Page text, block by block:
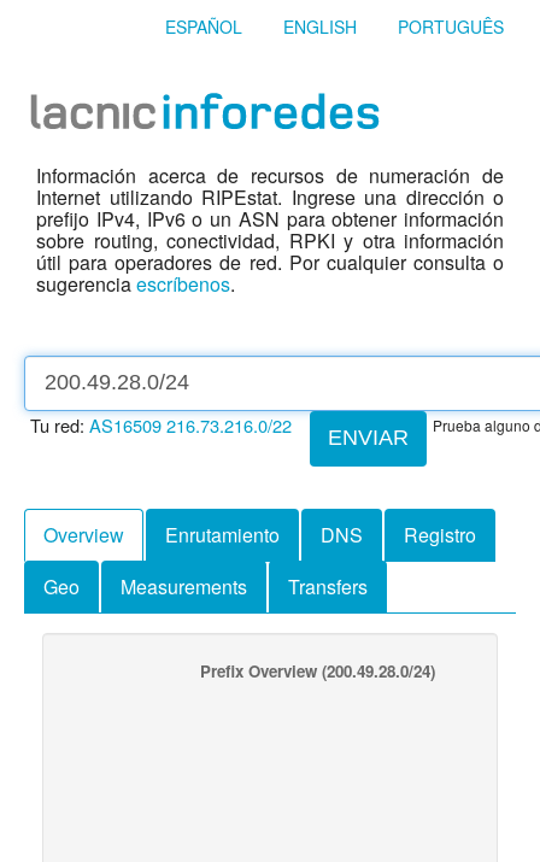
ESPAÑOL ENGLISH PORTUGUÊS
Información acerca de recursos de numeración de
Internet utilizando RIPEstat. Ingrese una dirección o
prefijo IPv4, IPv6 o un ASN para obtener información
sobre routing, conectividad, RPKI y otra información
útil para operadores de red. Por cualquier consulta o
sugerenciaescríbenos.
ENVIAR
Tu red: AS16509216.73.216.0/22 Prueba alguno
Overview Enrutamiento DNS
Registro
Geo
Measurements Transfers
Prefix Overview (200.49.28.0/24)